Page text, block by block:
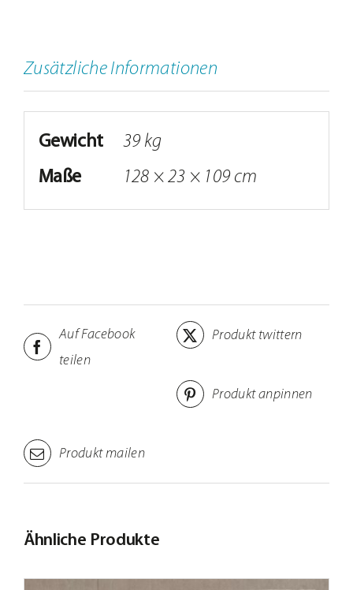
Zusätzliche Informationen
Gewicht
39 kg
Maße
128 × 23 × 109 cm
Auf Facebook
teilen
Produkt twittern
Produkt anpinnen
Produkt mailen
Ähnliche Produkte